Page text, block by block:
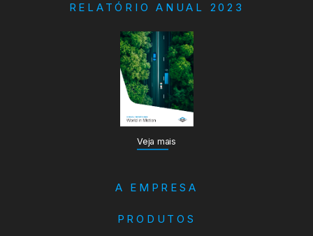
RELATÓRIO ANUAL 2023
Veja mais
A EMPRESA
PRODUTOS